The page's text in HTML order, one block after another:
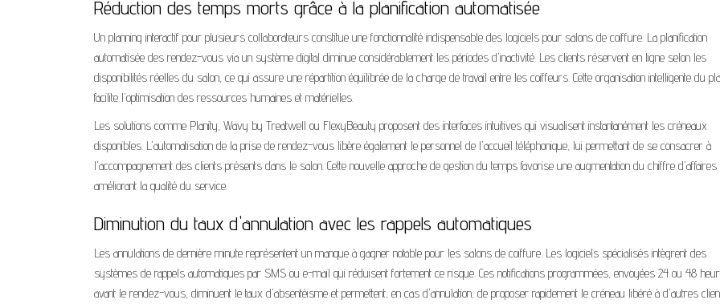
Réduction des temps morts grâce à la planification automatisée
Un planning interactif pour plusieurs collaborateurs constitue une fonctionnalité indispensable des logiciels pour salons de coiffure. La planification
automatisée des rendez-vous via un système digital diminue considérablement les périodes d'inactivité. Les clients réservent en ligne selon les
disponibilités réelles du salon, ce qui assure une répartition équilibrée de la charge de travail entre les coiffeurs. Cette organisation intelligente du
facilite l'optimisation des ressources humaines et matérielles.
Les solutions comme Planity, Wavy by Treatwell ou FlexyBeauty proposent des interfaces intuitives qui visualisent instantanément les créneaux
disponibles. L'automatisation de la prise de rendez-vous libère également le personnel de l'accueil téléphonique, lui permettant de se consacrer à
l'accompagnement des clients présents dans le salon. Cette nouvelle approche de gestion du temps favorise une augmentation du chiffre d'affaires
améliorant la qualité du service.
Diminution du taux d'annulation avec les rappels automatiques
Les annulations de dernière minute représentent un manque à gagner notable pour les salons de coiffure. Les logiciels spécialisés intègrent des
systèmes de rappels automatiques par SMS ou e-mail qui réduisent fortement ce risque. Ces notifications programmées, envoyées 24 ou 48
avant le rendez-vous, diminuent le taux d'absentéisme et permettent, en cas d'annulation, de proposer rapidement le créneau libéré à d'autres